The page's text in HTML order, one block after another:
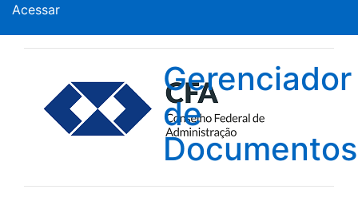
Acessar
Gerenciador
de
Documentos